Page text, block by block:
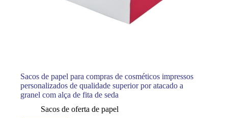
Sacos de papel para compras de cosméticos impressos
personalizados de qualidade superior por atacado a
granel com alça de fita de seda
Sacos de oferta de papel